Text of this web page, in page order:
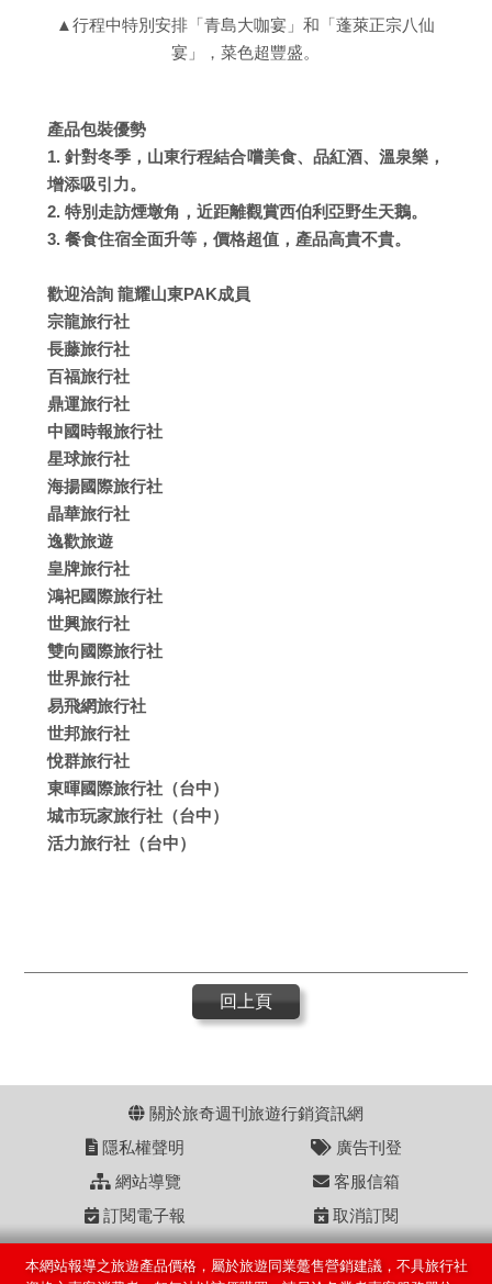
▲行程中特別安排「青島大咖宴」和「蓬萊正宗八仙
宴」，菜色超豐盛。
產品包裝優勢
1. 針對冬季，山東行程結合嚐美食、品紅酒、溫泉樂，
增添吸引力。
2. 特別走訪煙墩角，近距離觀賞西伯利亞野生天鵝。
3. 餐食住宿全面升等，價格超值，產品高貴不貴。
歡迎洽詢 龍耀山東PAK成員
宗龍旅行社
長藤旅行社
百福旅行社
鼎運旅行社
中國時報旅行社
星球旅行社
海揚國際旅行社
晶華旅行社
逸歡旅遊
皇牌旅行社
鴻祀國際旅行社
世興旅行社
雙向國際旅行社
世界旅行社
易飛網旅行社
世邦旅行社
悅群旅行社
東暉國際旅行社（台中）
城市玩家旅行社（台中）
活力旅行社（台中）
回上頁
關於旅奇週刊旅遊行銷資訊網
隱私權聲明
廣告刊登
網站導覽
客服信箱
訂閱電子報
取消訂閱
本網站報導之旅遊產品價格，屬於旅遊同業躉售營銷建議，不具旅行社